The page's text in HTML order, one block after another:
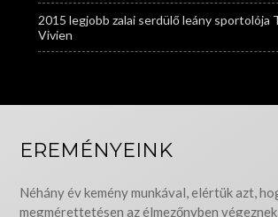
2015 legjobb zalai serdülő leány sportolója
Vivien
EREMÉNYEINK
Néhány év kemény munkával, elértük azt,
megmérettetésen az élmezőnyben